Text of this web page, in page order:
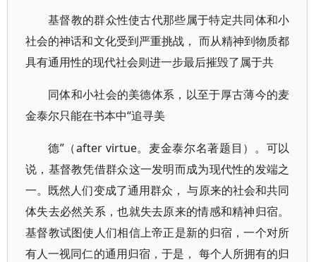
基督教的群众性使古代那些属于特定共同体和小
社会的神话和文化受到严重挑战， 而从精神到物质都
具有通用性的现代社会则进一步最后摧毁了属于共
同体和小社会的美德体系，以至于厚古薄今的麦
金泰尔只能在书本中“追寻美
德”（after virtue。麦金泰尔名著题目）。可以
说，基督教凭借群众这一发明而成为现代性的发端之
一。既然人们变成了通用群众， 与原来的社会和共同
体失去必然关系，也就失去原来的情感和精神归宿。
基督教试图使人们相信上帝正是新的归宿，一个对所
有人一视同仁的通用归宿，于是， 每个人所拥有的归